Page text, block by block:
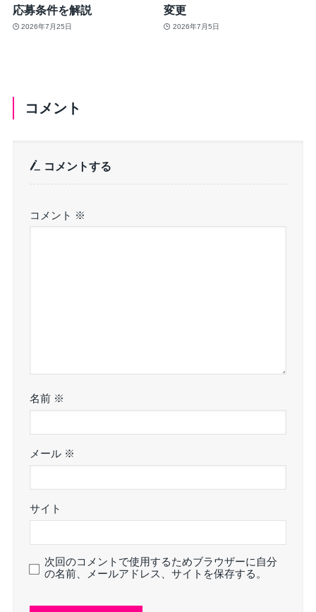
応募条件を解説
2026年7月25日
変更
2026年7月5日
コメント
コメントする
コメント ※
名前 ※
メール ※
サイト
次回のコメントで使用するためブラウザーに自分
の名前、メールアドレス、サイトを保存する。